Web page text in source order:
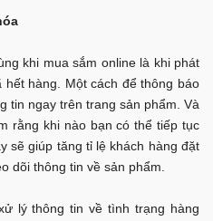
khi mua sắm online là khi phát
hàng. Một cách để thông báo
tin ngay trên trang sản phẩm. Và
rằng khi nào bạn có thể tiếp tục
sẽ giúp tăng tỉ lệ khách hàng đặt
dõi thông tin về sản phẩm.
lý thông tin về tình trạng hàng